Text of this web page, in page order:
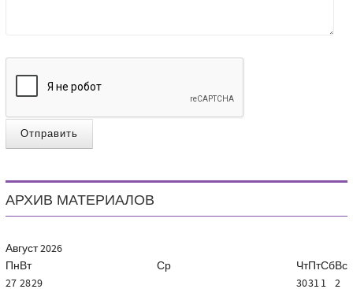
Отправить
АРХИВ МАТЕРИАЛОВ
Август2026
ПнВт Ср ЧтПтСбВс
27 2829 30311 2